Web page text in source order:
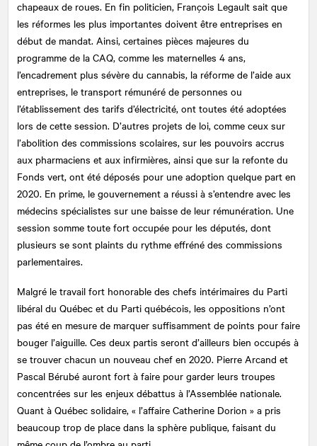
chapeaux de roues. En fin politicien, François Legault sait que
les réformes les plus importantes doivent être entreprises en
début de mandat. Ainsi, certaines pièces majeures du
programme de la CAQ, comme les maternelles 4 ans,
l’encadrement plus sévère du cannabis, la réforme de l’aide aux
entreprises, le transport rémunéré de personnes ou
l’établissement des tarifs d’électricité, ont toutes été adoptées
lors de cette session. D’autres projets de loi, comme ceux sur
l’abolition des commissions scolaires, sur les pouvoirs accrus
aux pharmaciens et aux infirmières, ainsi que sur la refonte du
Fonds vert, ont été déposés pour une adoption quelque part en
2020. En prime, le gouvernement a réussi à s’entendre avec les
médecins spécialistes sur une baisse de leur rémunération. Une
session somme toute fort occupée pour les députés, dont
plusieurs se sont plaints du rythme effréné des commissions
parlementaires.
Malgré le travail fort honorable des chefs intérimaires du Parti
libéral du Québec et du Parti québécois, les oppositions n’ont
pas été en mesure de marquer suffisamment de points pour faire
bouger l’aiguille. Ces deux partis seront d’ailleurs bien occupés à
se trouver chacun un nouveau chef en 2020. Pierre Arcand et
Pascal Bérubé auront fort à faire pour garder leurs troupes
concentrées sur les enjeux débattus à l’Assemblée nationale.
Quant à Québec solidaire, « l’affaire Catherine Dorion » a pris
beaucoup trop de place dans la sphère publique, faisant du